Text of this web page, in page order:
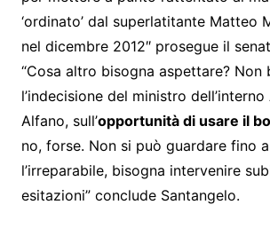
‘ordinato’ dal superlatitante Matteo
nel dicembre 2012″ prosegue il
“Cosa altro bisogna aspettare? Non
l’indecisione del ministro dell’interno
Alfano, sull’opportunità di usare il
no, forse. Non si può guardare fino
l’irreparabile, bisogna intervenire
esitazioni” conclude Santangelo.